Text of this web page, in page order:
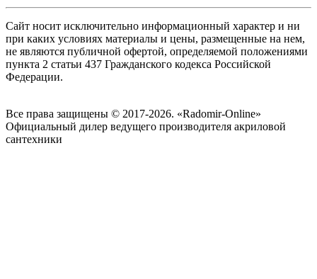
Сайт носит исключительно информационный характер и ни
при каких условиях материалы и цены, размещенные на нем,
не являются публичной офертой, определяемой положениями
пункта 2 статьи 437 Гражданского кодекса Российской
Федерации.
Все права защищены © 2017-2026. «Radomir-Online»
Официальный дилер ведущего производителя акриловой
сантехники